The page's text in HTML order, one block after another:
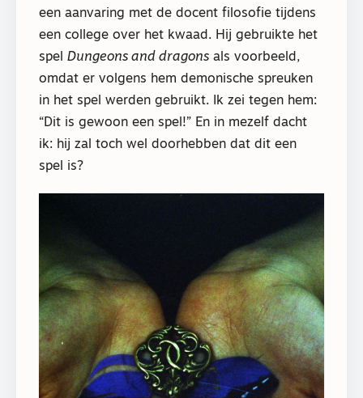
een aanvaring met de docent filosofie tijdens
een college over het kwaad. Hij gebruikte het
spel Dungeons and dragons als voorbeeld,
omdat er volgens hem demonische spreuken
in het spel werden gebruikt. Ik zei tegen hem:
“Dit is gewoon een spel!” En in mezelf dacht
ik: hij zal toch wel doorhebben dat dit een
spel is?